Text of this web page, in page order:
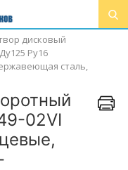
дисковый
Ру16
сталь,
02VI